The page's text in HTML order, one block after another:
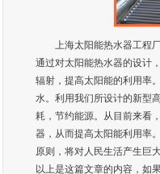
上海太阳能热水器工程
通过对太阳能热水器的设计
辐射，提高太阳能的利用率
水。利用我们所设计的新型
耗，节约能源。从目前来看
器，从而提高太阳能利用率
原则，将对人民生活产生巨
以上是这篇文章的内容，如